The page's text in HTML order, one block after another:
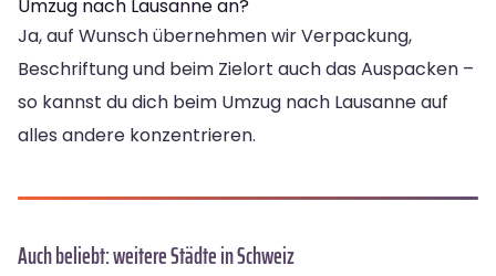
Umzug nach Lausanne an?
Ja, auf Wunsch übernehmen wir Verpackung,
Beschriftung und beim Zielort auch das Auspacken –
so kannst du dich beim Umzug nach Lausanne auf
alles andere konzentrieren.
Auch beliebt: weitere Städte in Schweiz